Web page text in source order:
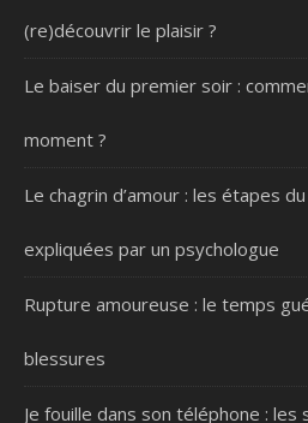
(re)découvrir le plaisir ?
Le baiser du premier soir :
moment ?
Le chagrin d’amour : les étapes
expliquées par un psychologue
Rupture amoureuse : le temps
blessures
Je fouille dans son téléphone : les